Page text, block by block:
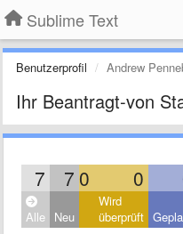
Sublime Text
Benutzerprofil Andrew
Ihr Beantragt-von
7 7 0 0
Alle Neu
Wird
überprüft